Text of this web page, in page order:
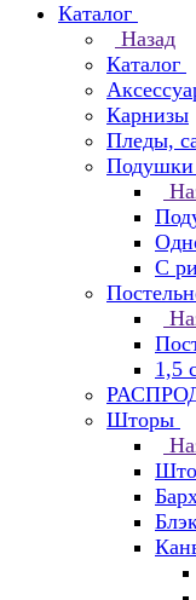
Каталог
Назад
Каталог
Карнизы
Пледы,
Подушки
С
1,5
Шторы